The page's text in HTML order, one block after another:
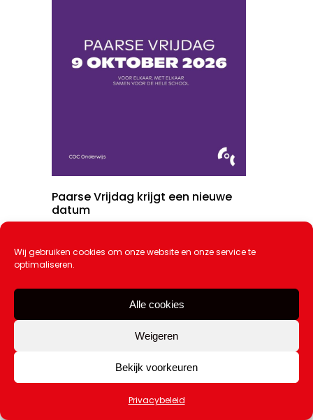
Wij gebruiken cookies om onze website en onze service te
optimaliseren.
Alle cookies
Weigeren
Bekijk voorkeuren
Privacybeleid
Paarse Vrijdag krijgt een nieuwe
datum
20 juli 2026